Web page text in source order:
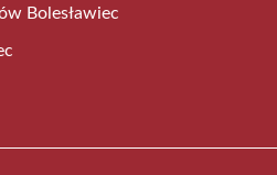
Bolesławiec